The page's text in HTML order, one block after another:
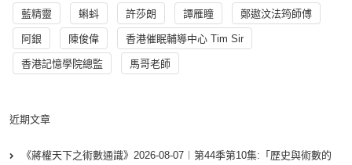
藍精靈 蝌蚪 許莎朗 譚雁瞳 鄭遨汶法筠師傅
阿銀 陳俊偉 香港催眠輔導中心 Tim Sir
香港記憶學院總監 馬哥老師
近期文章
《蔣權天下之術數通識》2026-08-07︱第44季第10集:「歴史與術數的